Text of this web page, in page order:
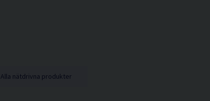
Alla nätdrivna produkter